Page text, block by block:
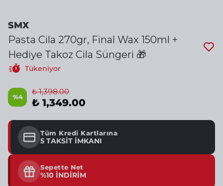
SMX
Pasta Cila 270gr, Final Wax 150ml +
Hediye Takoz Cila Süngeri 🎁
Tükeniyor
%4
₺ 1,398.00
₺ 1,349.00
Tüm Kredi Kartlarına
5 TAKSİT İMKANI
Sepette Net
%10 İNDİRİM